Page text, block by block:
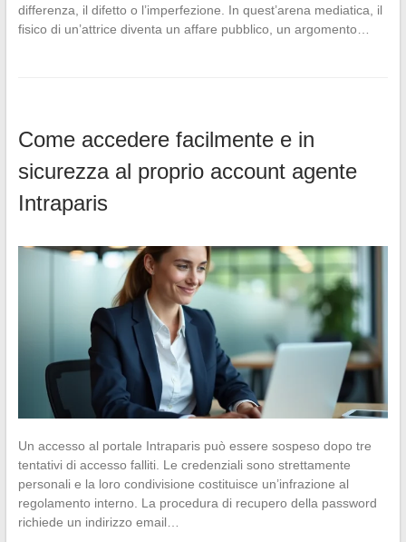
differenza, il difetto o l’imperfezione. In quest’arena mediatica, il
fisico di un’attrice diventa un affare pubblico, un argomento…
Come accedere facilmente e in
sicurezza al proprio account agente
Intraparis
Un accesso al portale Intraparis può essere sospeso dopo tre
tentativi di accesso falliti. Le credenziali sono strettamente
personali e la loro condivisione costituisce un’infrazione al
regolamento interno. La procedura di recupero della password
richiede un indirizzo email…